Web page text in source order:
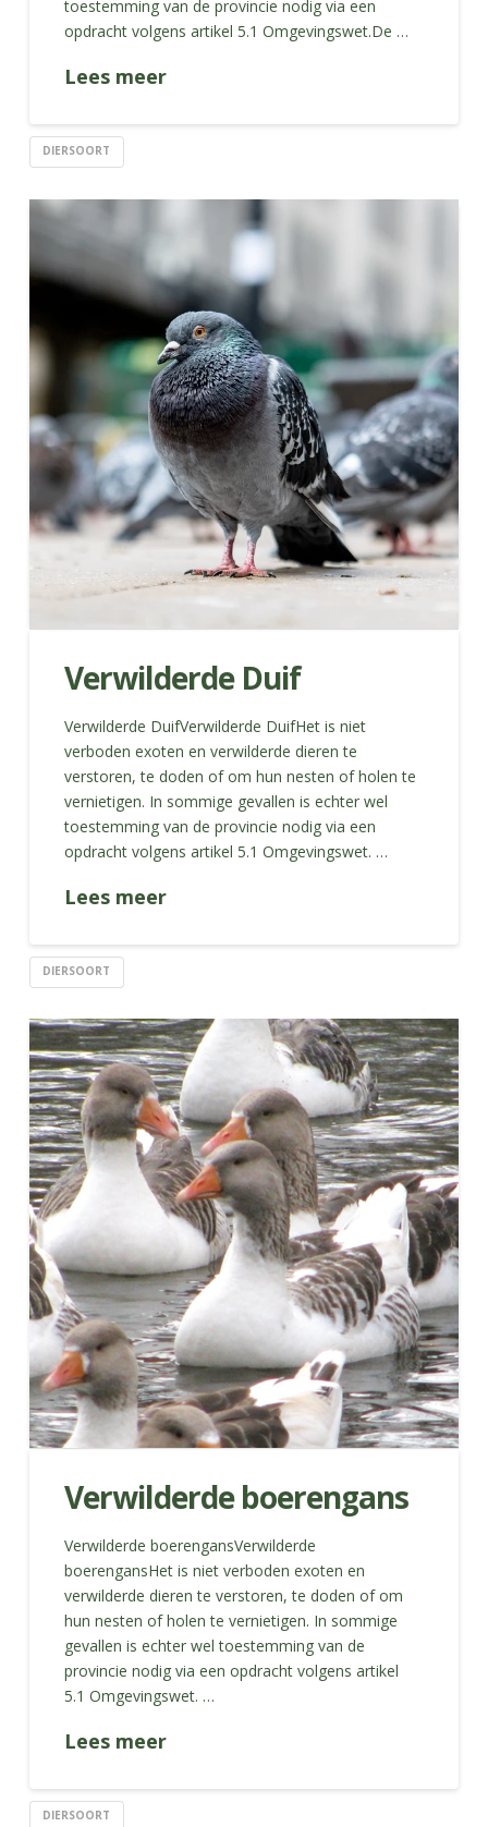
toestemming van de provincie nodig via een
opdracht volgens artikel 5.1 Omgevingswet.De …
Lees meer
DIERSOORT
Verwilderde Duif
Verwilderde DuifVerwilderde DuifHet is niet
verboden exoten en verwilderde dieren te
verstoren, te doden of om hun nesten of holen te
vernietigen. In sommige gevallen is echter wel
toestemming van de provincie nodig via een
opdracht volgens artikel 5.1 Omgevingswet. …
Lees meer
DIERSOORT
Verwilderde boerengans
Verwilderde boerengansVerwilderde
boerengansHet is niet verboden exoten en
verwilderde dieren te verstoren, te doden of om
hun nesten of holen te vernietigen. In sommige
gevallen is echter wel toestemming van de
provincie nodig via een opdracht volgens artikel
5.1 Omgevingswet. …
Lees meer
DIERSOORT